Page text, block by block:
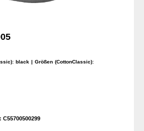
black
| Größen (CottonClassic):
C55700500299